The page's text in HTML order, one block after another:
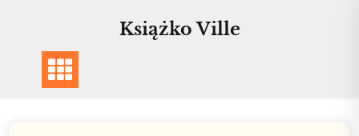
content
Książko Ville